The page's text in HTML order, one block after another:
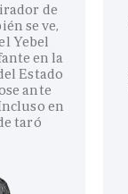
de
se ve,
Yebel
en la
Estado
ante
en
taró